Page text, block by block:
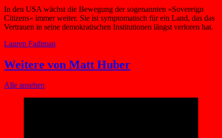
In den USA wächst die Bewegung der sogenannten »Sovereign
Citizens« immer weiter. Sie ist symptomatisch für ein Land, das das
Vertrauen in seine demokratischen Institutionen längst verloren hat.
Lauren Fadiman
Weitere von Matt Huber
Alle ansehen